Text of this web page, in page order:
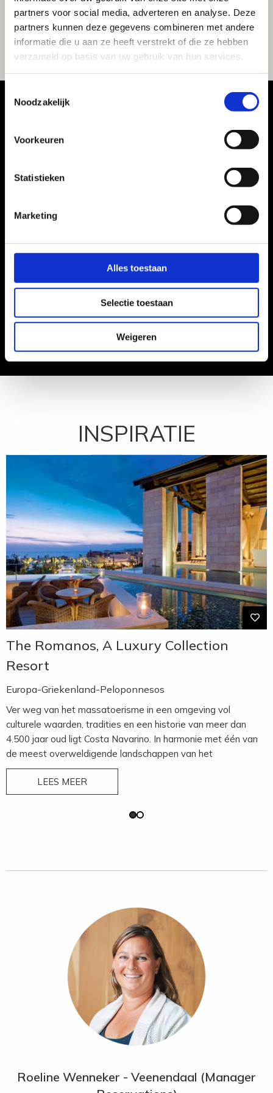
partners voor social media, adverteren en analyse. Deze
partners kunnen deze gegevens combineren met andere
informatie die u aan ze heeft verstrekt of die ze hebben
verzameld op basis van uw gebruik van hun services.
Noodzakelijk
Voorkeuren
Statistieken
Marketing
Alles toestaan
Selectie toestaan
Weigeren
"Geweldige reis gemaakt
naar Egypte. Fantastisch
geregeld, er is zeer goed
geluisterd naar onze
best wel lastige
wensen."
Fam. Jonkers
INSPIRATIE
The Romanos, A Luxury Collection
Resort
Europa-Griekenland-Peloponnesos
Ver weg van het massatoerisme in een omgeving vol
culturele waarden, tradities en een historie van meer dan
4.500 jaar oud ligt Costa Navarino. In harmonie met één van
de meest overweldigende landschappen van het
Middellandse Zeegebied met Byzantijnse kerken, paleizen en
klassieke tempels temidden van brede valleien, olijf- en
wijngaarden. Het resort is ruim opgezet in een mooie tuin
met vele inheemse bomen en planten en met uitzicht over
genieten.
restaurants, waaronder “daLuigi” met Italiaanse cuisine en
openluchtbioscoop, restaurant “Barbouni” met Griekse
klassiekers en lokale gerechten, restaurant “Flame” in het
clubhuis met uitzicht over The Dunes golfbaan, het Pan
Aziatische restaurant “Inbi”, buffetrestaurant “Pero” voor
ontbijt, “Souvlakerie”, loungebar, sportbar, Grieks koffiehuis, 4
poolbars, beachclub met bar, ijsboetiek, baby-oppas, Miniclub
(8 mnd – 4 jaar), Kid’s Club (tot 12 jaar), diverse zwembaden
met ligbedden, aquapark met 6 waterglijbanen en fun
kinderbad, kinderspeelplaats, openluchttheater, fitness met
fraaie Anazoe Spa biedt maar liefst 21 behandelkamers en 3
LEES MEER
Roeline Wenneker - Veenendaal (Manager